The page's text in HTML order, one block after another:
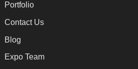
Portfolio
Contact Us
Blog
Expo Team